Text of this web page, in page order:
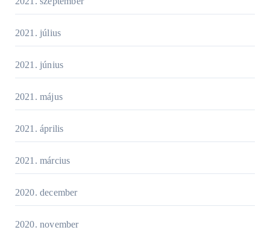
2021. július
2021. június
2021. május
2021. április
2021. március
2020. december
2020. november